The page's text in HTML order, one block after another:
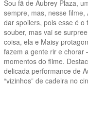
Sou fã de Aubrey Plaza,
sempre, mas, nesse
dar spoilers, pois esse é o
souber, mas vai se
coisa, ela e Maisy
fazem a gente rir e chorar
momentos do filme.
delicada performance de
“vizinhos” de cadeira no